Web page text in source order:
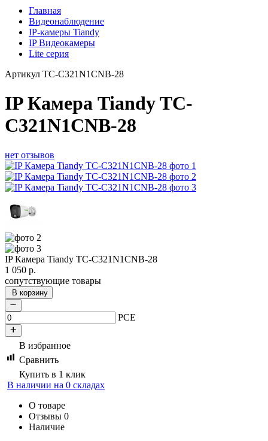
Главная
Видеонаблюдение
IP-камеры Tiandy
IP Видеокамеры
Lite серия
Артикул TC-C321N1CNB-28
IP Камера Tiandy TC-
C321N1CNB-28
нет отзывов
IP Камера Tiandy TC-C321N1CNB-28
1 050 р.
сопутствующие товары
В корзину
PCE
В избранное
Сравнить
Купить в 1 клик
В наличии на 0 складах
О товаре
Отзывы 0
Наличие